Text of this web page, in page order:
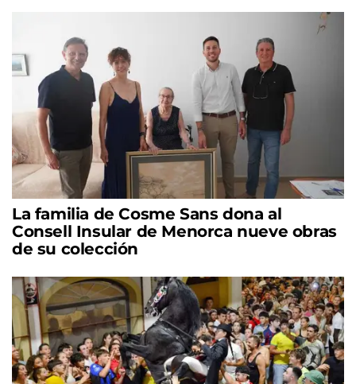
La familia de Cosme Sans dona al
Consell Insular de Menorca nueve obras
de su colección